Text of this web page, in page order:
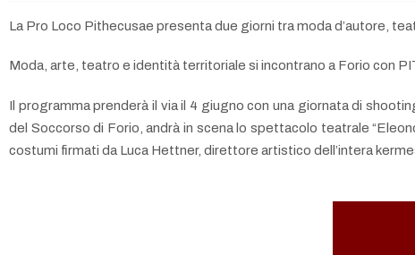
La Pro Loco Pithecusae presenta due giorni tra moda d’autore,
Moda, arte, teatro e identità territoriale si incontrano a Forio con
Il programma prenderà il via il 4 giugno con una giornata di
del Soccorso di Forio, andrà in scena lo spettacolo teatrale
costumi firmati da Luca Hettner, direttore artistico dell’intera